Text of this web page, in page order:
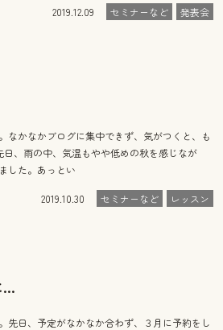
2019.12.09 セミナーなど 発表会
なかなかブログに集中できず、気がつくと、も
、雨の中、気温もやや低めの秋を感じなが
した。あっとい
2019.10.30 セミナーなど レッスン
…
先日、予定がなかなか合わず、３月に予約をし